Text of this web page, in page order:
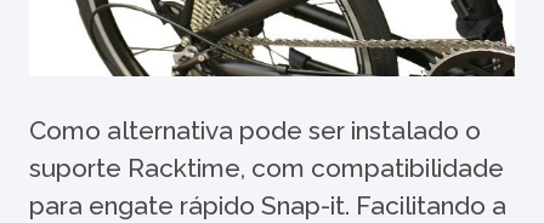
Como alternativa pode ser instalado o
suporte Racktime, com compatibilidade
para engate rápido Snap-it. Facilitando a